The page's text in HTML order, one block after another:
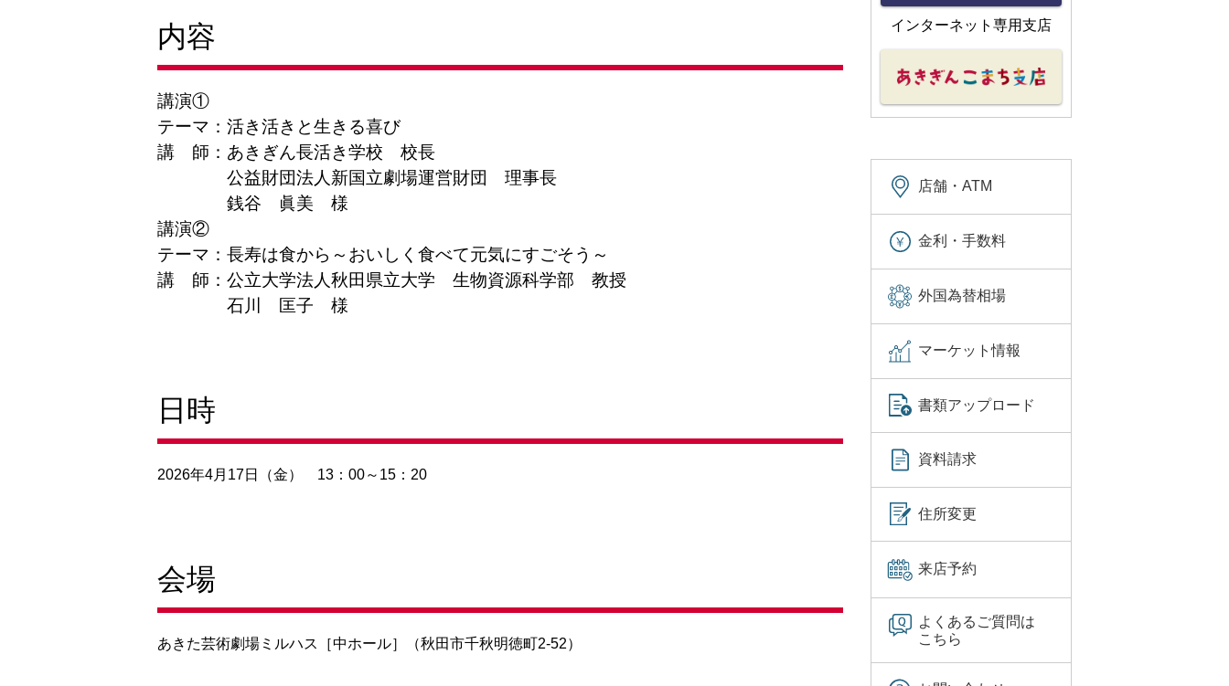
内容
講演①
テーマ： 活き活きと生きる喜び
講 師： あきぎん長活き学校 校長
公益財団法人新国立劇場運営財団 理事長
銭谷 眞美 様
講演②
テーマ： 長寿は食から～おいしく食べて元気にすごそう～
講 師： 公立大学法人秋田県立大学 生物資源科学部 教授
石川 匡子 様
日時
2026年4月17日（金） 13：00～15：20
会場
あきた芸術劇場ミルハス［中ホール］（秋田市千秋明徳町2-52）
インターネット専用支店
店舗・ATM
金利・手数料
外国為替相場
マーケット情報
書類アップロード
資料請求
住所変更
来店予約
よくあるご質問は
こちら